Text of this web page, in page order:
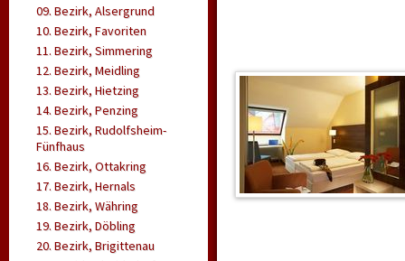
09. Bezirk, Alsergrund
10. Bezirk, Favoriten
11. Bezirk, Simmering
12. Bezirk, Meidling
13. Bezirk, Hietzing
14. Bezirk, Penzing
15. Bezirk, Rudolfsheim-
Fünfhaus
16. Bezirk, Ottakring
17. Bezirk, Hernals
18. Bezirk, Währing
19. Bezirk, Döbling
20. Bezirk, Brigittenau
Werken von Gustav Klimt
lohnendes Ausflugsziel in
Hildebrandt, die
Sehenswürdigkeit in der
Vergnügliches in
Für Unterhaltung ist im
nur 19 Sitzplätzen machen